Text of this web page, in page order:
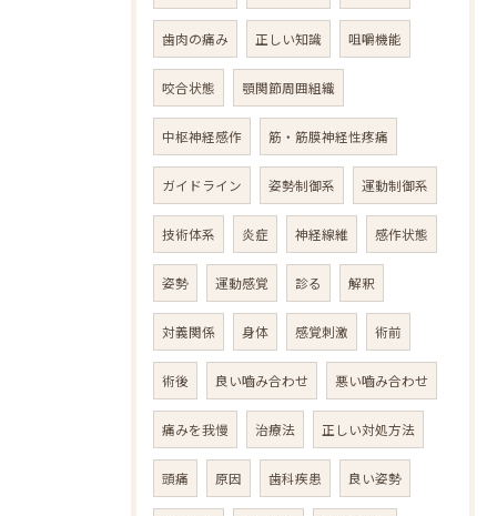
歯肉の痛み 正しい知識 咀嚼機能
咬合状態 顎関節周囲組織
中枢神経感作 筋・筋膜神経性疼痛
ガイドライン 姿勢制御系 運動制御系
技術体系 炎症 神経線維 感作状態
姿勢 運動感覚 診る 解釈
対義関係 身体 感覚刺激 術前
術後 良い嚙み合わせ 悪い嚙み合わせ
痛みを我慢 治療法 正しい対処方法
頭痛 原因 歯科疾患 良い姿勢